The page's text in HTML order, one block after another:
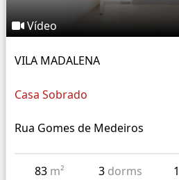
Vídeo
VILA MADALENA
Casa Sobrado
Rua Gomes de Medeiros
83 m² 3 dorms 1